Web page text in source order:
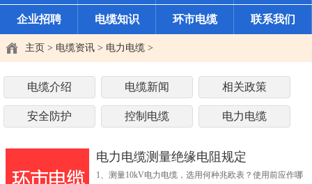
企业招聘 电缆知识 环市电缆 联系我们
主页 > 电缆资讯 > 电力电缆 >
电缆介绍 电缆新闻 相关政策
安全防护 控制电缆 电力电缆
电力电缆测量绝缘电阻规定
1、测量10kV电力电缆，选用何种兆欧表？使用前应作哪